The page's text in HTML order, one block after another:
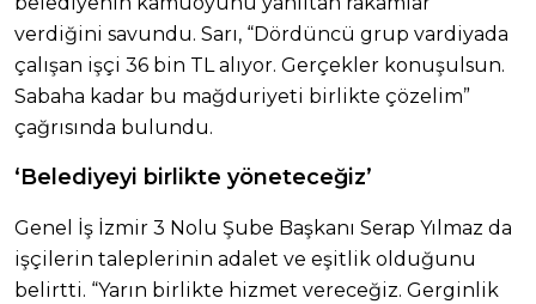
verdiğini savundu. Sarı, “Dördüncü grup vardiyada
çalışan işçi 36 bin TL alıyor. Gerçekler konuşulsun.
Sabaha kadar bu mağduriyeti birlikte çözelim”
çağrısında bulundu.
‘Belediyeyi birlikte yöneteceğiz’
Genel İş İzmir 3 Nolu Şube Başkanı Serap Yılmaz da
işçilerin taleplerinin adalet ve eşitlik olduğunu
belirtti. “Yarın birlikte hizmet vereceğiz. Gerginlik